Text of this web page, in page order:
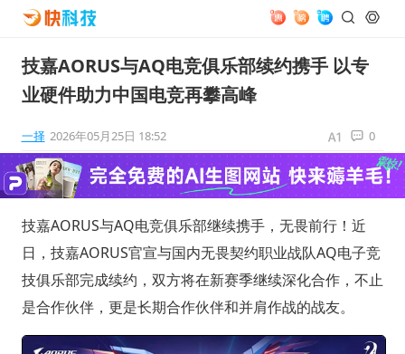
技嘉AORUS与AQ电竞俱乐部续约携手 以专
业硬件助力中国电竞再攀高峰
一择 2026年05月25日 18:52 0
技嘉AORUS与AQ电竞俱乐部继续携手，无畏前行！近
日，技嘉AORUS官宣与国内无畏契约职业战队AQ电子竞
技俱乐部完成续约，双方将在新赛季继续深化合作，不止
是合作伙伴，更是长期合作伙伴和并肩作战的战友。